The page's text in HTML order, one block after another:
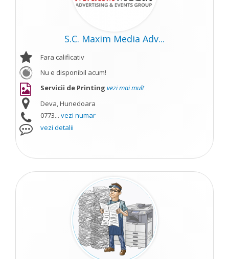
S.C. Maxim Media Adv...
Fara calificativ
Nu e disponibil acum!
Servicii de Printing vezi mai mult
Deva, Hunedoara
0773... vezi numar
vezi detalii